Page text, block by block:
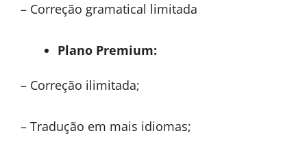
– Correção gramatical limitada
Plano Premium:
– Correção ilimitada;
– Tradução em mais idiomas;